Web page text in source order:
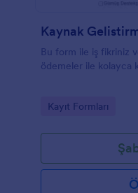
Kaynak
Bu form ile iş fikriniz
ödemeler ile kolayca
Go to Category:
Kayıt Formları